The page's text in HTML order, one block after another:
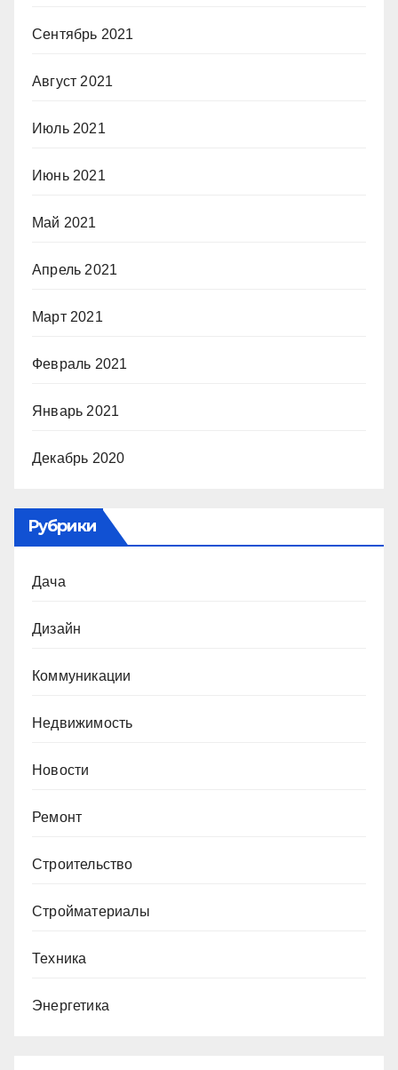
Сентябрь 2021
Август 2021
Июль 2021
Июнь 2021
Май 2021
Апрель 2021
Март 2021
Февраль 2021
Январь 2021
Декабрь 2020
Рубрики
Дача
Дизайн
Коммуникации
Недвижимость
Новости
Ремонт
Строительство
Стройматериалы
Техника
Энергетика